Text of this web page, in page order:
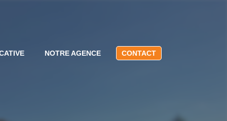
NOTRE AGENCE CONTACT